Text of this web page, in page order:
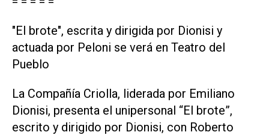
"El brote", escrita y dirigida por Dionisi y
actuada por Peloni se verá en Teatro del
Pueblo
La Compañía Criolla, liderada por Emiliano
Dionisi, presenta el unipersonal “El brote”,
escrito y dirigido por Dionisi, con Roberto